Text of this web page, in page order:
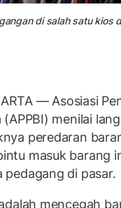
di salah satu kios
— Asosiasi
(APPBI) menilai
peredaran
masuk barang
pedagang di pasar.
mencegah